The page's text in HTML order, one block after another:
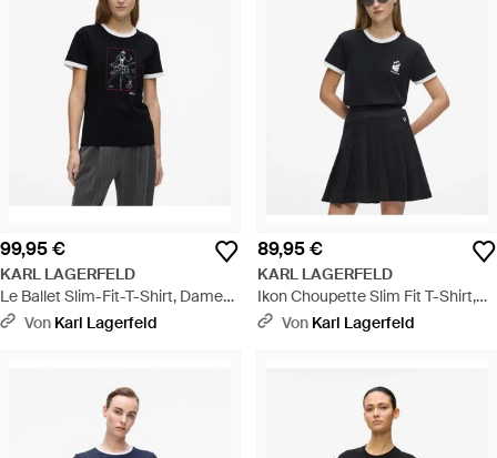
99,95 €
KARL LAGERFELD
Le Ballet Slim-Fit-T-Shirt, Damen,
Größe - Schwarz
Von Karl Lagerfeld
89,95 €
KARL LAGERFELD
Ikon Choupette Slim Fit T-Shirt,
Damen, Größe - Blau
Von Karl Lagerfeld